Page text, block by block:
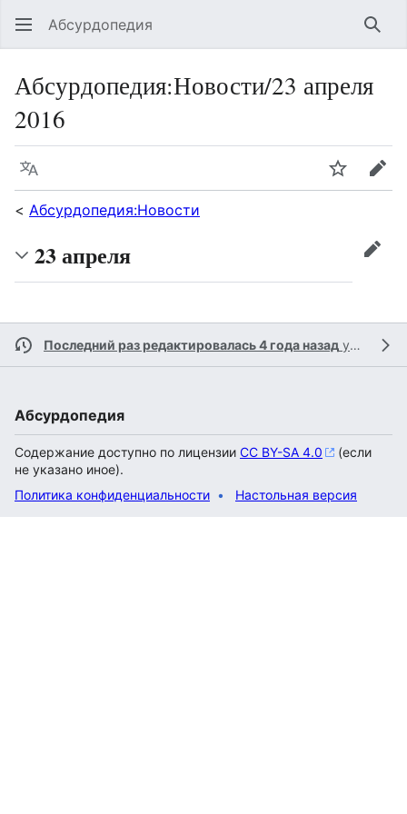
Абсурдопедия
Абсурдопедия:Новости/23 апреля
2016
Язык
< Абсурдопедия:Новости
23 апреля
Последний раз редактировалась 4 года назад участником
Абсурдопедия
Содержание доступно по лицензии CC BY-SA 4.0
(если
не указано иное).
Политика конфиденциальности
Настольная версия